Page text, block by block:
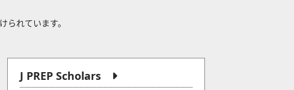
られています。
J PREP Scholars